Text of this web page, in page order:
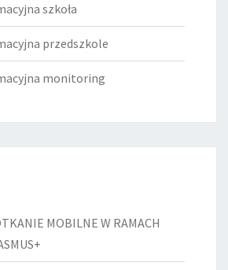
szkoła
przedszkole
monitoring
MOBILNE W RAMACH